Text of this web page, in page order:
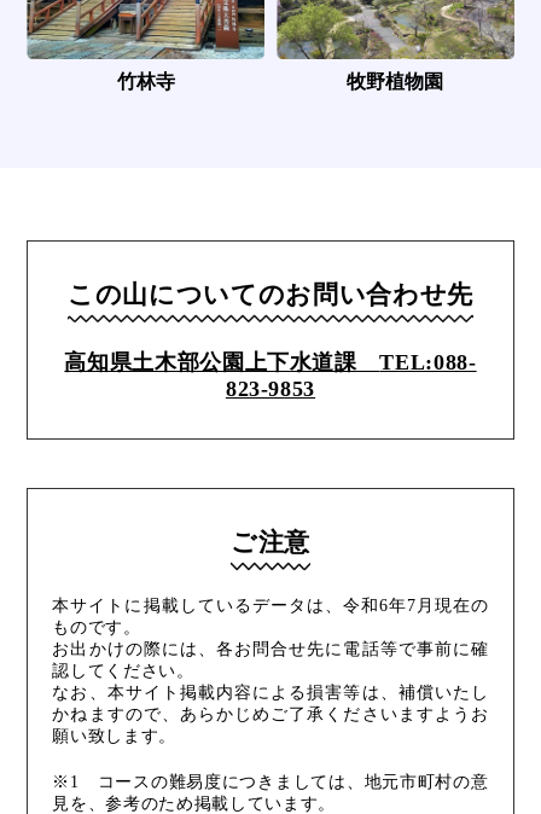
竹林寺 牧野植物園
この山についてのお問い合わせ先
高知県土木部公園上下水道課TEL:088-
823-9853
ご注意
本サイトに掲載しているデータは、令和6年7月現在の
ものです。
お出かけの際には、各お問合せ先に電話等で事前に確
認してください。
なお、本サイト掲載内容による損害等は、補償いたし
かねますので、あらかじめご了承くださいますようお
願い致します。
※1 コースの難易度につきましては、地元市町村の意
見を、参考のため掲載しています。